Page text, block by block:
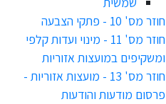
חוזר מס' 10 - פתקי הצבעה
חוזר מס' 11 - מינוי ועדות קלפי
ומשקיפים במועצות אזוריות
חוזר מס' 13 - מועצות אזוריות -
פרסום מודעות והודעות